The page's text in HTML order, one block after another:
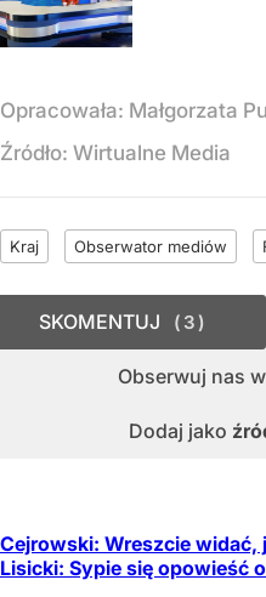
Opracowała: Małgorzata
Źródło: Wirtualne Media
Kraj Obserwator mediów
Obserwuj nas w
Dodaj jako
SKOMENTUJ 3
Cejrowski: Wreszcie widać,
Lisicki: Sypie się opowieść